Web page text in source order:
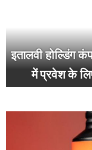
इतालवी होल्डिंग
में प्रवेश के